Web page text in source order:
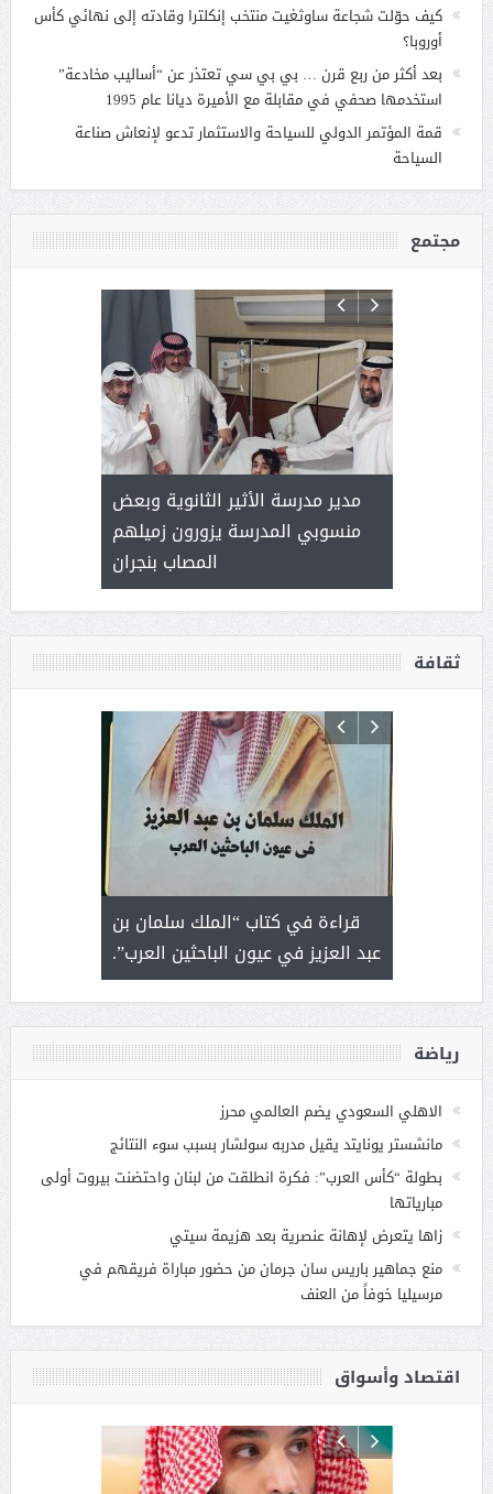
كيف حوّلت شجاعة ساوثغيت منتخب إنكلترا وقادته إلى نهائي كأس
أوروبا؟
بعد أكثر من ربع قرن … بي بي سي تعتذر عن “أساليب مخادعة”
استخدمها صحفي في مقابلة مع الأميرة ديانا عام 1995
قمة المؤتمر الدولي للسياحة والاستثمار تدعو لإنعاش صناعة
السياحة
مجتمع
( محمد
مدير مدرسة الأثير الثانوية وبعض
منسوبي المدرسة يزورون زميلهم
المصاب بنجران
) .. ميراث
ثقافة
قراءة في كتاب “الملك سلمان بن
عبد العزيز في عيون الباحثين العرب”.
لايعرف
رياضة
الاهلي السعودي يضم العالمي محرز
مانشستر يونايتد يقيل مدربه سولشار بسبب سوء النتائج
بطولة “كأس العرب”: فكرة انطلقت من لبنان واحتضنت بيروت أولى
مبارياتها
زاها يتعرض لإهانة عنصرية بعد هزيمة سيتي
منع جماهير باريس سان جرمان من حضور مباراة فريقهم في
مرسيليا خوفاً من العنف
اقتصاد وأسواق